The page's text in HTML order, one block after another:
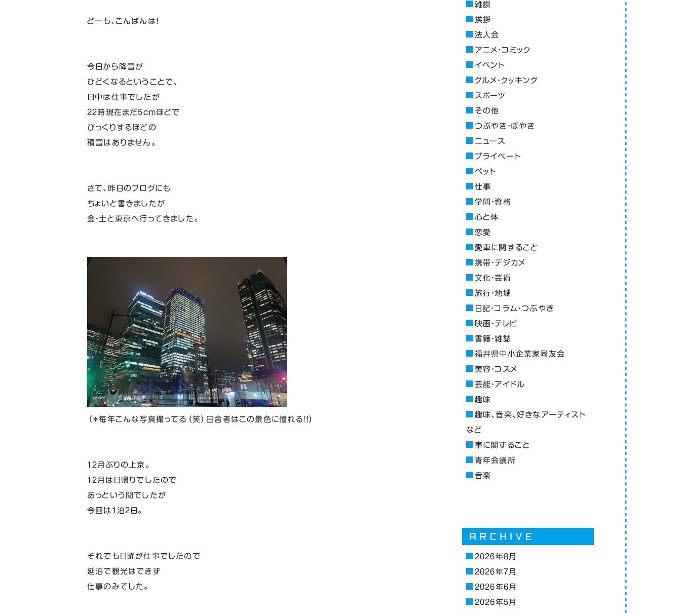
どーも、こんばんは！
今日から降雪が
ひどくなるということで、
日中は仕事でしたが
２２時現在まだ５ｃｍほどで
びっくりするほどの
積雪はありません。
さて、昨日のブログにも
ちょいと書きましたが
金・土と東京へ行ってきました。
（＊毎年こんな写真撮ってる（笑）田舎者はこの景色に憧れる！！）
１２月ぶりの上京。
１２月は日帰りでしたので
あっという間でしたが
今回は１泊２日。
それでも日曜が仕事でしたので
延泊で観光はできず
仕事のみでした。
雑談
挨拶
法人会
アニメ・コミック
イベント
グルメ・クッキング
スポーツ
その他
つぶやき・ぼやき
ニュース
プライベート
ペット
仕事
学問・資格
心と体
恋愛
愛車に関すること
携帯・デジカメ
文化・芸術
旅行・地域
日記・コラム・つぶやき
映画・テレビ
書籍・雑誌
福井県中小企業家同友会
美容・コスメ
芸能・アイドル
趣味
趣味、音楽、好きなアーティスト
など
車に関すること
青年会議所
音楽
2026年8月
2026年7月
2026年6月
2026年5月